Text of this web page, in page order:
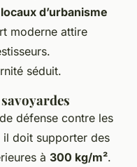
d’urbanisme
moderne attire
séduit.
défense contre les
il doit supporter des
à 300 kg/m².